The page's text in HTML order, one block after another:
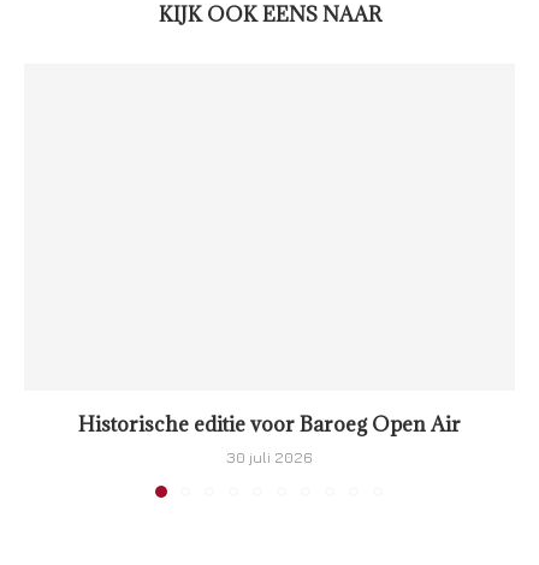
KIJK OOK EENS NAAR
Historische editie voor Baroeg Open Air
30 juli 2026